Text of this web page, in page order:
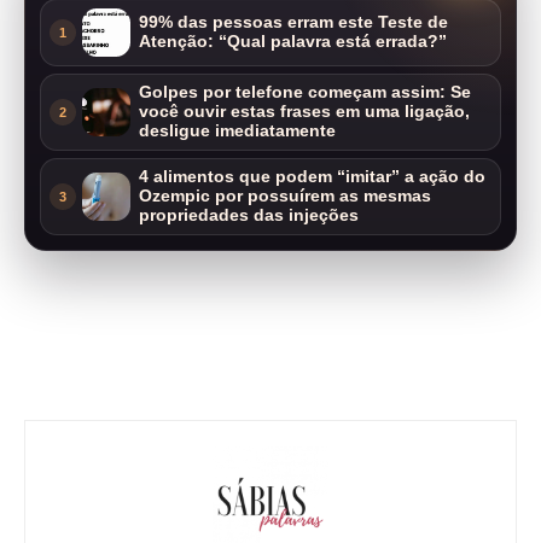
1
99% das pessoas erram este Teste de
Atenção: “Qual palavra está errada?”
2
Golpes por telefone começam assim: Se
você ouvir estas frases em uma ligação,
desligue imediatamente
3
4 alimentos que podem “imitar” a ação do
Ozempic por possuírem as mesmas
propriedades das injeções